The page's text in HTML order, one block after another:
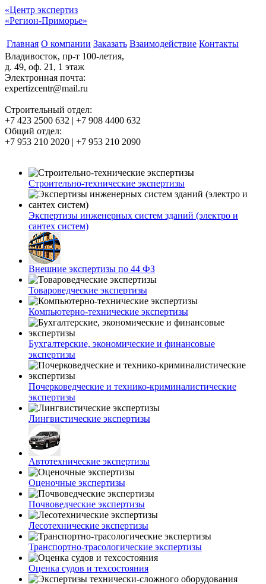
«Центр экспертиз
«Регион-Приморье»
Главная О компании Заказать Взаимодействие Контакты
Владивосток, пр-т 100-летия,
д. 49, оф. 21, 1 этаж
Электронная почта:
expertizcentr@mail.ru
Строительный отдел:
+7 423 2500 632 | +7 908 4400 632
Общий отдел:
+7 953 210 2020 | +7 953 210 2090
Строительно-технические экспертизы
Экспертизы инженерных систем зданий (электро и
сантех систем)
Внешние экспертизы по 44 ФЗ
Товароведческие экспертизы
Компьютерно-технические экспертизы
Бухгалтерские, экономические и финансовые
экспертизы
Почерковедческие и технико-криминалистические
экспертизы
Лингвистические экспертизы
Автотехнические экспертизы
Оценочные экспертизы
Почвоведческие экспертизы
Лесотехнические экспертизы
Транспортно-трасологические экспертизы
Оценка судов и техсостояния